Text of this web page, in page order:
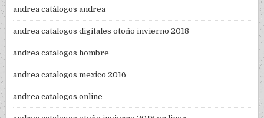
andrea catálogos andrea
andrea catalogos digitales otoño invierno 2018
andrea catalogos hombre
andrea catalogos mexico 2016
andrea catalogos online